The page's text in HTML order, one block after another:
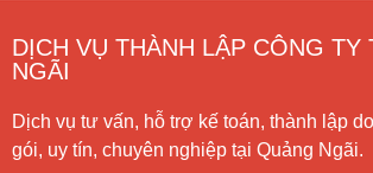
DỊCH VỤ THÀNH LẬP CÔNG TY
NGÃI
Dịch vụ tư vấn, hỗ trợ kế toán, thành lập
gói, uy tín, chuyên nghiệp tại Quảng Ngãi.